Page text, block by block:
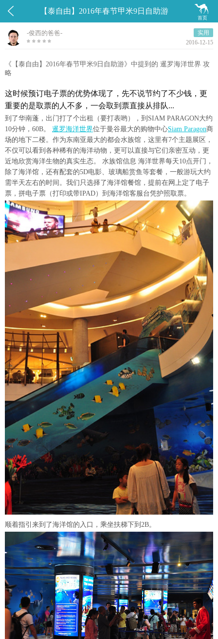
 
首页
【泰自由】2016年春节甲米9日自助游
-俊西的爸爸-
实用
2016-12-15
《【泰自由】2016年春节甲米9日自助游》中提到的 暹罗海洋世界 攻
略
这时候预订电子票的优势体现了，先不说节约了不少钱，更
重要的是取票的人不多，一会取到票直接从排队...
到了华南蓬，出门打了个出租（要打表哟），到SIAM PARAGON大约
10分钟，60B。 暹罗海洋世界位于曼谷最大的购物中心Siam Paragon商
场的地下二楼。作为东南亚最大的都会水族馆，这里有7个主题展区，
不仅可以看到各种稀有的海洋动物，更可以直接与它们亲密互动，更
近地欣赏海洋生物的真实生态。 水族馆信息 海洋世界每天10点开门，
除了海洋馆，还有配套的5D电影、玻璃船赏鱼等套餐，一般游玩大约
需半天左右的时间。我们只选择了海洋馆餐馆，提前在网上定了电子
票，拼电子票（打印或带IPAD）到海洋馆客服台凭护照取票。
顺着指引来到了海洋馆的入口，乘坐扶梯下到2B。